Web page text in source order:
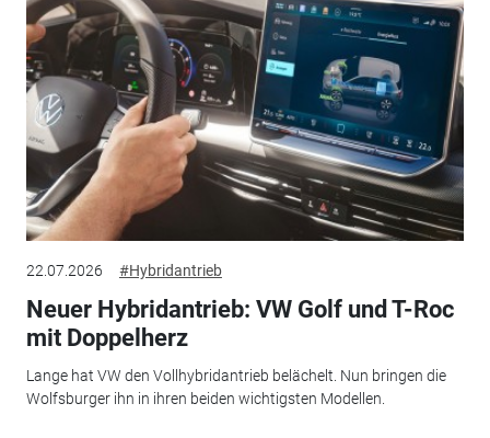
22.07.2026 #Hybridantrieb
Neuer Hybridantrieb: VW Golf und T-Roc
mit Doppelherz
Lange hat VW den Vollhybridantrieb belächelt. Nun bringen die
Wolfsburger ihn in ihren beiden wichtigsten Modellen.